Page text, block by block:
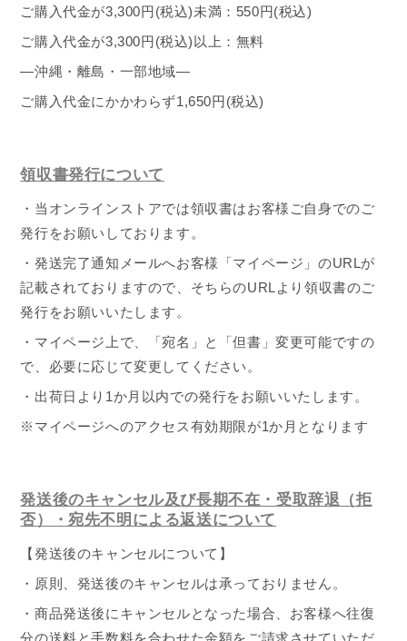
ご購入代金が3,300円 (税込)未満：550円(税込)
ご購入代金が3,300円 (税込) 以上：無料
―沖縄・離島・一部地域―
ご購入代金にかかわらず1 ,650円 (税込)
領収書発行について
・当オンラインストアでは領収書はお客様ご自身でのご
発行をお願いしております。
・発送完了通知メールへお客様「マイページ」のURLが
記載されておりますので、そちらのURL より領収書のご
発行をお願いいたします。
・マイページ上で、「宛名」と「但書」変更可能ですの
で、必要に応じて変更してください。
・出荷日より 1か月以内での発行をお願いいたします。
※マイページへのアクセス有効期限が1か月となります
発送後のキャンセル及び長期不在・受取辞退（拒
否）・宛先不明による返送について
【発送後のキャンセルについて】
・原則、発送後のキャンセルは承っておりません。
・商品発送後にキャンセルとなった場合、お客様へ往復
分の送料と手数料を合わせた金額をご請求させていただ